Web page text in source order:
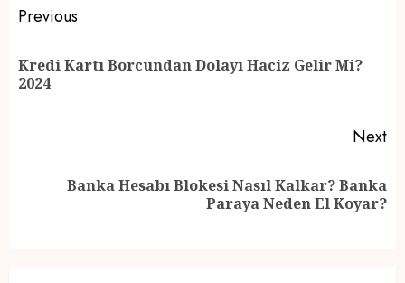
Post
navigation
Previous
Kredi Kartı Borcundan Dolayı Haciz Gelir Mi?
2024
Next
Banka Hesabı Blokesi Nasıl Kalkar? Banka
Paraya Neden El Koyar?